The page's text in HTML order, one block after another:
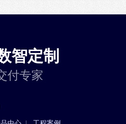
智定制
付专家